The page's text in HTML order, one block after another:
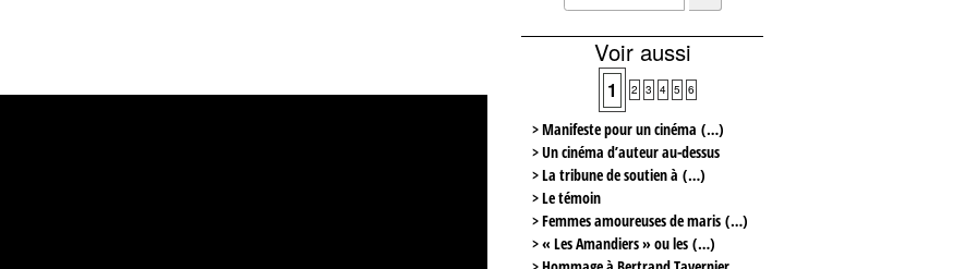
Voir aussi
1 2 3 4 5 6
> Manifeste pour un cinéma (…)
> Un cinéma d’auteur au-dessus
> La tribune de soutien à (…)
> Le témoin
> Femmes amoureuses de maris (…)
> « Les Amandiers » ou les (…)